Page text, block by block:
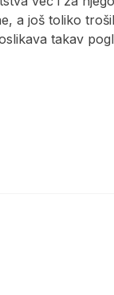
a još toliko
takav